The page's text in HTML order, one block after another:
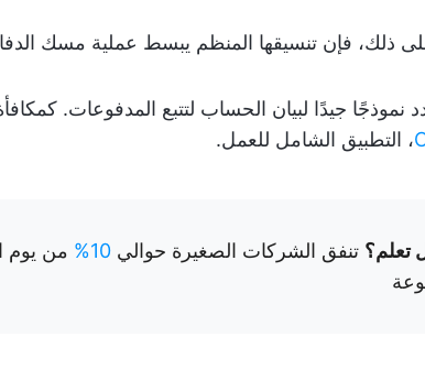
ذلك، فإن تنسيقها المنظم يبسط عملية مسك
نموذجًا جيدًا لبيان الحساب لتتبع المدفوعات.
، التطبيق الشامل للعمل.
تعلم؟ تنفق الشركات الصغيرة حوالي 10%
من يوم